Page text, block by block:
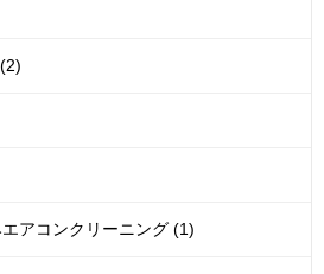
アコンクリーニング (1)